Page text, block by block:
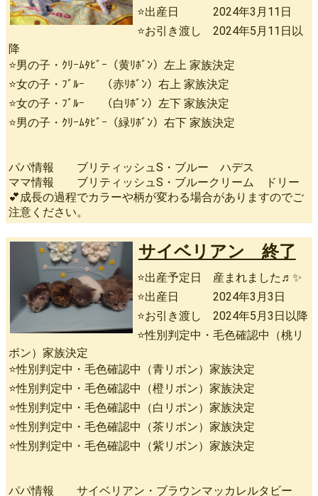
⭐出産日 2024年3月11日
⭐お引き渡し 2024年5月11日以
降
⭐男の子・ｸﾘｰﾑﾀﾋﾞｰ（黄ﾘﾎﾞﾝ）左上 家族決定
⭐女の子・ﾌﾞﾙｰ （赤ﾘﾎﾞﾝ）右上 家族決定
⭐女の子・ﾌﾞﾙｰ （白ﾘﾎﾞﾝ）左下 家族決定
⭐男の子・ｸﾘｰﾑﾀﾋﾞｰ（緑ﾘﾎﾞﾝ）右下 家族決定
パパ情報 ブリティッシュS・ブルー ハデス
ママ情報 ブリティッシュS・ブルークリーム ドリー
💕成長の過程でカラーや柄が変わる場合がありますのでご
注意ください。
サイベリアン 終了
⭐出産予定日 産まれました♬✨
⭐出産日 2024年3月3日
⭐お引き渡し 2024年5月3日以降
⭐性別判定中・毛色確認中（桃リ
ボン）家族決定
⭐性別判定中・毛色確認中（青リボン）家族決定
⭐性別判定中・毛色確認中（橙リボン）家族決定
⭐性別判定中・毛色確認中（白リボン）家族決定
⭐性別判定中・毛色確認中（茶リボン）家族決定
⭐性別判定中・毛色確認中（紫リボン）家族決定
パパ情報 サイベリアン・ブラウンマッカレルタビー